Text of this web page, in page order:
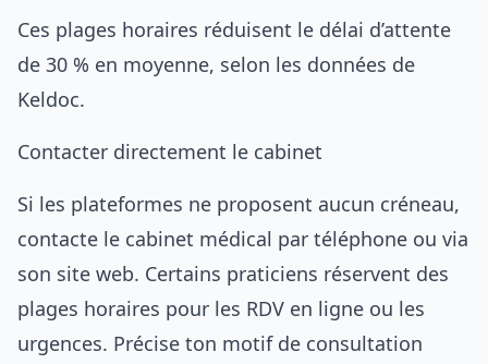
Ces plages horaires réduisent le délai d’attente
de 30 % en moyenne, selon les données de
Keldoc.
Contacter directement le cabinet
Si les plateformes ne proposent aucun créneau,
contacte le cabinet médical par téléphone ou via
son site web. Certains praticiens réservent des
plages horaires pour les RDV en ligne ou les
urgences. Précise ton motif de consultation